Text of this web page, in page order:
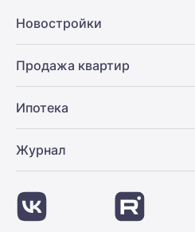
Новостройки
Продажа квартир
Ипотека
Журнал